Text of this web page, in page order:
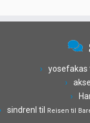
yosefakas
sindrenl til Reisen til